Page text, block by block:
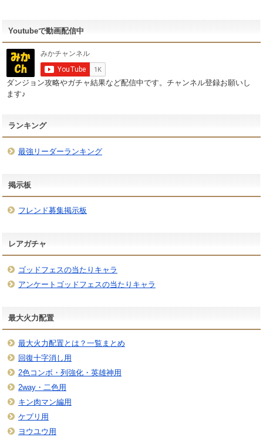
Youtubeで動画配信中
ダンジョン攻略やガチャ結果など配信中です。チャンネル登録お願いし
ます♪
ランキング
最強リーダーランキング
掲示板
フレンド募集掲示板
レアガチャ
ゴッドフェスの当たりキャラ
アンケートゴッドフェスの当たりキャラ
最大火力配置
最大火力配置とは？一覧まとめ
回復十字消し用
2色コンボ・列強化・英雄神用
2way・二色用
キン肉マン編用
ケプリ用
ヨウユウ用